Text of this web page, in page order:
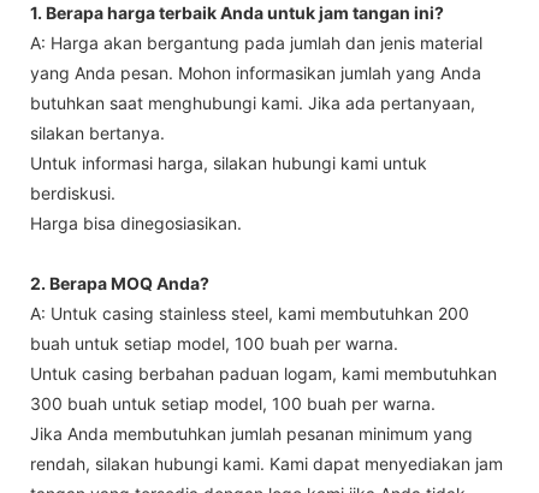
1. Berapa harga terbaik Anda untuk jam tangan ini?
A: Harga akan bergantung pada jumlah dan jenis material
yang Anda pesan. Mohon informasikan jumlah yang Anda
butuhkan saat menghubungi kami. Jika ada pertanyaan,
silakan bertanya.
Untuk informasi harga, silakan hubungi kami untuk
berdiskusi.
Harga bisa dinegosiasikan.
2. Berapa MOQ Anda?
A: Untuk casing stainless steel, kami membutuhkan 200
buah untuk setiap model, 100 buah per warna.
Untuk casing berbahan paduan logam, kami membutuhkan
300 buah untuk setiap model, 100 buah per warna.
Jika Anda membutuhkan jumlah pesanan minimum yang
rendah, silakan hubungi kami. Kami dapat menyediakan jam